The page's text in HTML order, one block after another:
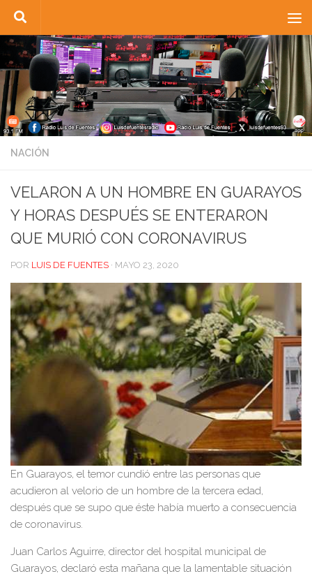
Saltar al contenido
NACIÓN
VELARON A UN HOMBRE EN GUARAYOS
Y HORAS DESPUÉS SE ENTERARON
QUE MURIÓ CON CORONAVIRUS
POR LUIS DE FUENTES · MAYO 23, 2020
En Guarayos, el temor cundió entre las personas que
acudieron al velorio de un hombre de la tercera edad,
después que se supo que éste había muerto a consecuencia
de coronavirus.
Juan Carlos Aguirre, director del hospital municipal de
Guarayos, declaró esta mañana que la lamentable situación